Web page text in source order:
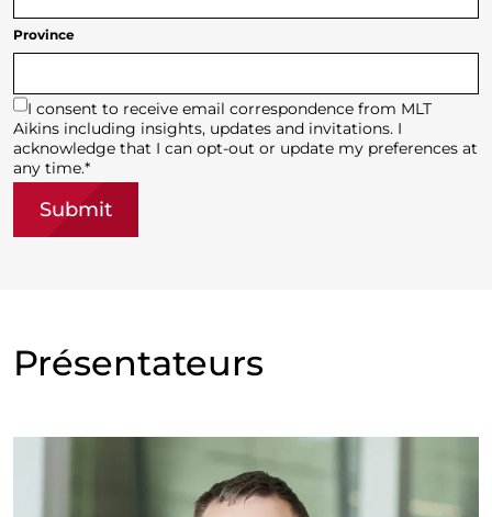
Province
I consent to receive email correspondence from MLT
Aikins including insights, updates and invitations. I
acknowledge that I can opt-out or update my preferences at
any time.*
Présentateurs